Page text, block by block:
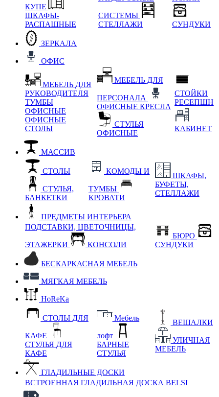
КУПЕ
ШКАФЫ-
РАСПАШНЫЕ
СИСТЕМЫ
СТЕЛЛАЖИ
СУНДУКИ
ЗЕРКАЛА
ОФИС
МЕБЕЛЬ ДЛЯ
РУКОВОДИТЕЛЯ
ТУМБЫ
ОФИСНЫЕ
ОФИСНЫЕ
СТОЛЫ
МЕБЕЛЬ ДЛЯ
ПЕРСОНАЛА
ОФИСНЫЕ КРЕСЛА
СТУЛЬЯ
ОФИСНЫЕ
СТОЙКИ
РЕСЕПШН
КАБИНЕТ
МАССИВ
СТОЛЫ
СТУЛЬЯ,
БАНКЕТКИ
КОМОДЫ И
ТУМБЫ
КРОВАТИ
ШКАФЫ,
БУФЕТЫ,
СТЕЛЛАЖИ
ПРЕДМЕТЫ ИНТЕРЬЕРА
ПОДСТАВКИ, ЦВЕТОЧНИЦЫ,
ЭТАЖЕРКИ КОНСОЛИ
БЮРО
СУНДУКИ
БЕСКАРКАСНАЯ МЕБЕЛЬ
МЯГКАЯ МЕБЕЛЬ
HoReKa
СТОЛЫ ДЛЯ
КАФЕ
СТУЛЬЯ ДЛЯ
КАФЕ
Мебель
лофт
БАРНЫЕ
СТУЛЬЯ
ВЕШАЛКИ
УЛИЧНАЯ
МЕБЕЛЬ
ГЛАДИЛЬНЫЕ ДОСКИ
ВСТРОЕННАЯ ГЛАДИЛЬНАЯ ДОСКА BELSI